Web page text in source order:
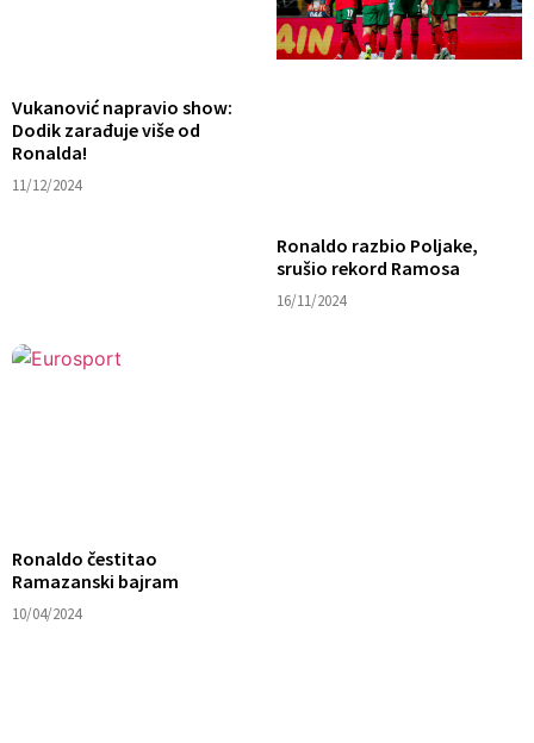
Vukanović napravio show:
Dodik zarađuje više od
Ronalda!
11/12/2024
Ronaldo razbio Poljake,
srušio rekord Ramosa
16/11/2024
Ronaldo čestitao
Ramazanski bajram
10/04/2024